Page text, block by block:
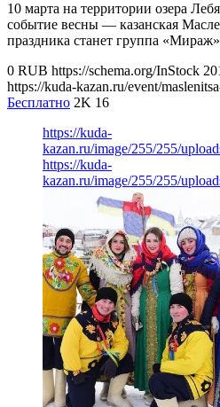
10 марта на территории озера
событие весны — казанская
праздника станет группа
0 RUB https://schema.org/InStock
https://kuda-kazan.ru/event/
Бесплатно 2K 16
https://kuda-
kazan.ru/image/255/255/
https://kuda-
kazan.ru/image/255/255/